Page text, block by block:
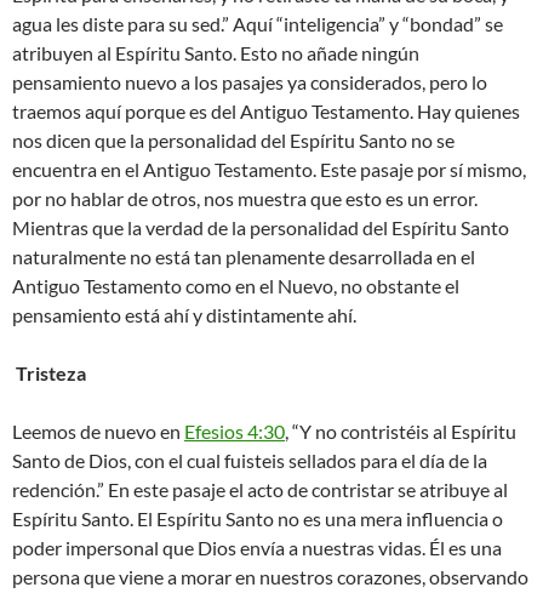
agua les diste para su sed.” Aquí “inteligencia” y “bondad” se
atribuyen al Espíritu Santo. Esto no añade ningún
pensamiento nuevo a los pasajes ya considerados, pero lo
traemos aquí porque es del Antiguo Testamento. Hay quienes
nos dicen que la personalidad del Espíritu Santo no se
encuentra en el Antiguo Testamento. Este pasaje por sí mismo,
por no hablar de otros, nos muestra que esto es un error.
Mientras que la verdad de la personalidad del Espíritu Santo
naturalmente no está tan plenamente desarrollada en el
Antiguo Testamento como en el Nuevo, no obstante el
pensamiento está ahí y distintamente ahí.
Tristeza
Leemos de nuevo en Efesios 4:30, “Y no contristéis al Espíritu
Santo de Dios, con el cual fuisteis sellados para el día de la
redención.” En este pasaje el acto de contristar se atribuye al
Espíritu Santo. El Espíritu Santo no es una mera influencia o
poder impersonal que Dios envía a nuestras vidas. Él es una
persona que viene a morar en nuestros corazones, observando